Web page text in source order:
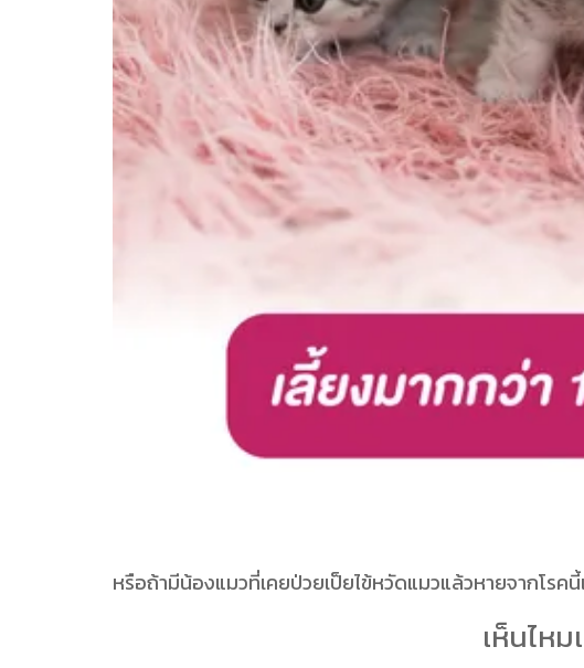
หรือถ้ามีน้องแมวที่เคยป่วยเป็ยไข้หวัดแมวแล้วหายจากโรค
เห็นไห